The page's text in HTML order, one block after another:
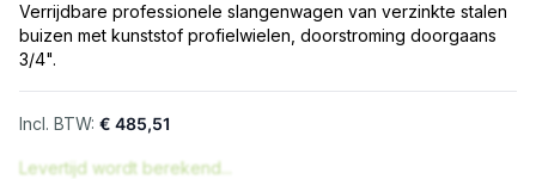
Verrijdbare professionele slangenwagen van verzinkte stalen
buizen met kunststof profielwielen, doorstroming doorgaans
3/4".
€ 485,51
Levertijd wordt berekend...